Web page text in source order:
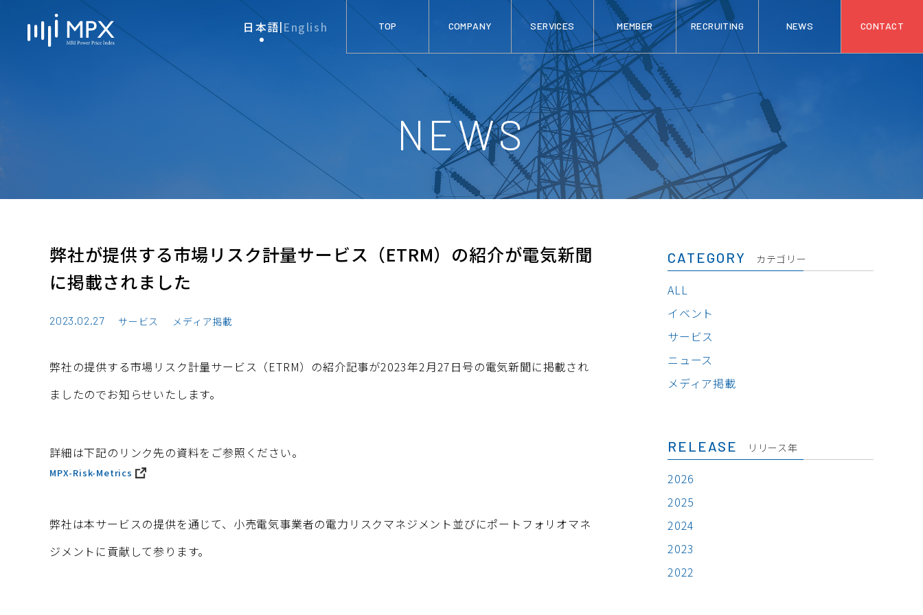
日本語| English TOP COMPANY SERVICES MEMBER RECRUITING NEWS CONTACT
NEWS
弊社が提供する市場リスク計量サービス（ETRM）の紹介が電気新聞
に掲載されました
2023.02.27 サービス メディア掲載
弊社の提供する市場リスク計量サービス（ETRM）の紹介記事が2023年2月27日号の電気新聞に掲載され
ましたのでお知らせいたします。
詳細は下記のリンク先の資料をご参照ください。
MPX-Risk-Metrics
弊社は本サービスの提供を通じて、小売電気事業者の電力リスクマネジメント並びにポートフォリオマネ
ジメントに貢献して参ります。
CATEGORY カテゴリー
ALL
イベント
サービス
ニュース
メディア掲載
RELEASE リリース年
2026
2025
2024
2023
2022